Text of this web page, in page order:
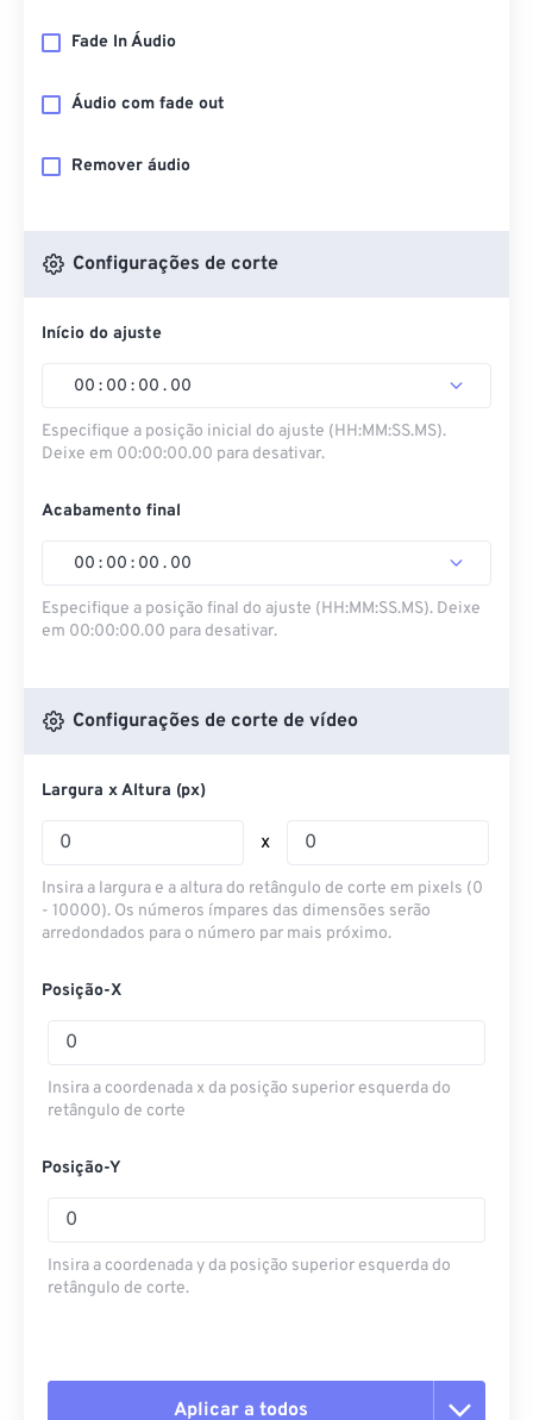
Fade In Áudio
Áudio com fade out
Remover áudio
Configurações de corte
Início do ajuste
00 : 00 : 00 . 00
Especifique a posição inicial do ajuste (HH:MM:SS.MS).
Deixe em 00:00:00.00 para desativar.
Acabamento final
00 : 00 : 00 . 00
Especifique a posição final do ajuste (HH:MM:SS.MS). Deixe
em 00:00:00.00 para desativar.
Configurações de corte de vídeo
Largura x Altura (px)
x
Insira a largura e a altura do retângulo de corte em pixels (0
- 10000). Os números ímpares das dimensões serão
arredondados para o número par mais próximo.
Posição-X
Insira a coordenada x da posição superior esquerda do
retângulo de corte
Posição-Y
Insira a coordenada y da posição superior esquerda do
retângulo de corte.
Aplicar a todos